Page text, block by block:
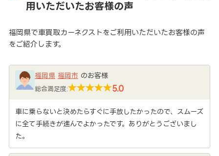
用いただいたお客様の声
福岡県で車買取カーネクストをご利用いただいたお客様の声
をご紹介します。
福岡県 福岡市 のお客様
総合満足度: 5.0
車に乗らないと決めたらすぐに手放したかったので、スムーズ
に全て手続きが進んでよかったです。ありがとうございまし
た。